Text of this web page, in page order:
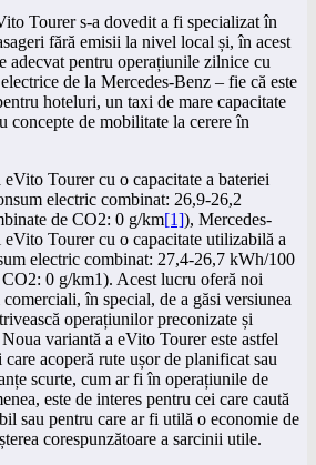
Tourer s-a dovedit a fi specializat în
fără emisii la nivel local și, în acest
adecvat pentru operațiunile zilnice cu
de la Mercedes-Benz – fie că este
hoteluri, un taxi de mare capacitate
concepte de mobilitate la cerere în
Tourer cu o capacitate a bateriei
electric combinat: 26,9-26,2
de CO2: 0 g/km[1]), Mercedes-
Tourer cu o capacitate utilizabilă a
electric combinat: 27,4-26,7 kWh/100
0 g/km1). Acest lucru oferă noi
în special, de a găsi versiunea
operațiunilor preconizate și
variantă a eVito Tourer este astfel
acoperă rute ușor de planificat sau
scurte, cum ar fi în operațiunile de
este de interes pentru cei care caută
sau pentru care ar fi utilă o economie de
corespunzătoare a sarcinii utile.